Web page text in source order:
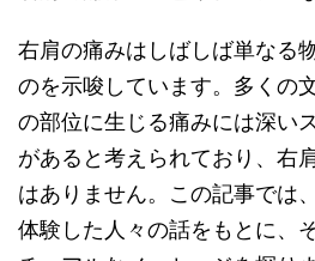
右肩の痛みはしばしば単なる
のを示唆しています。多くの
の部位に生じる痛みには深い
があると考えられており、右
はありません。この記事では
体験した人々の話をもとに、